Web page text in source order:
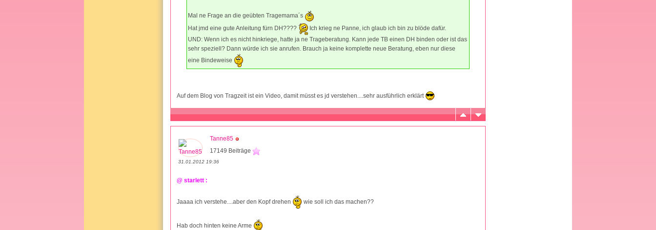
Mal ne Frage an die geübten Tragemama´s
Hat jmd eine gute Anleitung fürn DH????
Ich krieg ne Panne, ich glaub ich bin zu blöde dafür.
UND: Wenn ich es nicht hinkriege, hatte ja ne Trageberatung. Kann jede TB einen DH binden oder ist das
sehr speziell? Dann würde ich sie anrufen. Brauch ja keine komplette neue Beratung, eben nur diese
eine Bindeweise
Auf dem Blog von Tragzeit ist ein Video, damit müsst es jd verstehen....sehr ausführlich erklärt
Tanne85
17149 Beiträge
31.01.2012 19:36
@ starlett :
Jaaaa ich verstehe....aber den Kopf drehen wie soll ich das machen??
Hab doch hinten keine Arme